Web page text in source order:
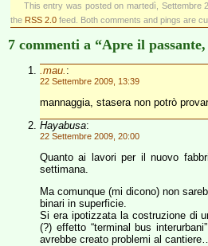
This entry was posted on martedì, Settembre
the RSS 2.0 feed. Both comments and pings are
7 commenti a “Apre il
.mau. :
22 Settembre 2009, 13:39
mannaggia, stasera non potrò
Hayabusa:
22 Settembre 2009, 20:00
Quanto ai lavori per il nuovo
settimana.
Ma comunque (mi dicono) non
binari in superficie.
Si era ipotizzata la costruzione di
(?) effetto “terminal bus
avrebbe creato problemi al